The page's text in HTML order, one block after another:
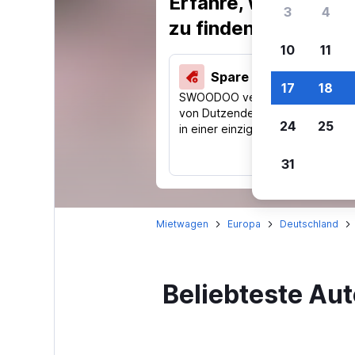
zu finden.
Spare 40 % und mehr
SWOODOO vergleicht Preise
von Dutzenden Reise-Websites
in einer einzigen Suche.
Mietwagen Europa Deutschland
Beliebteste
3 4
10 11
17 18
24 25
31